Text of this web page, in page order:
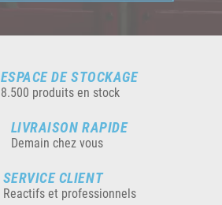
ESPACE DE STOCKAGE
8.500 produits en stock
LIVRAISON RAPIDE
Demain chez vous
SERVICE CLIENT
Reactifs et professionnels